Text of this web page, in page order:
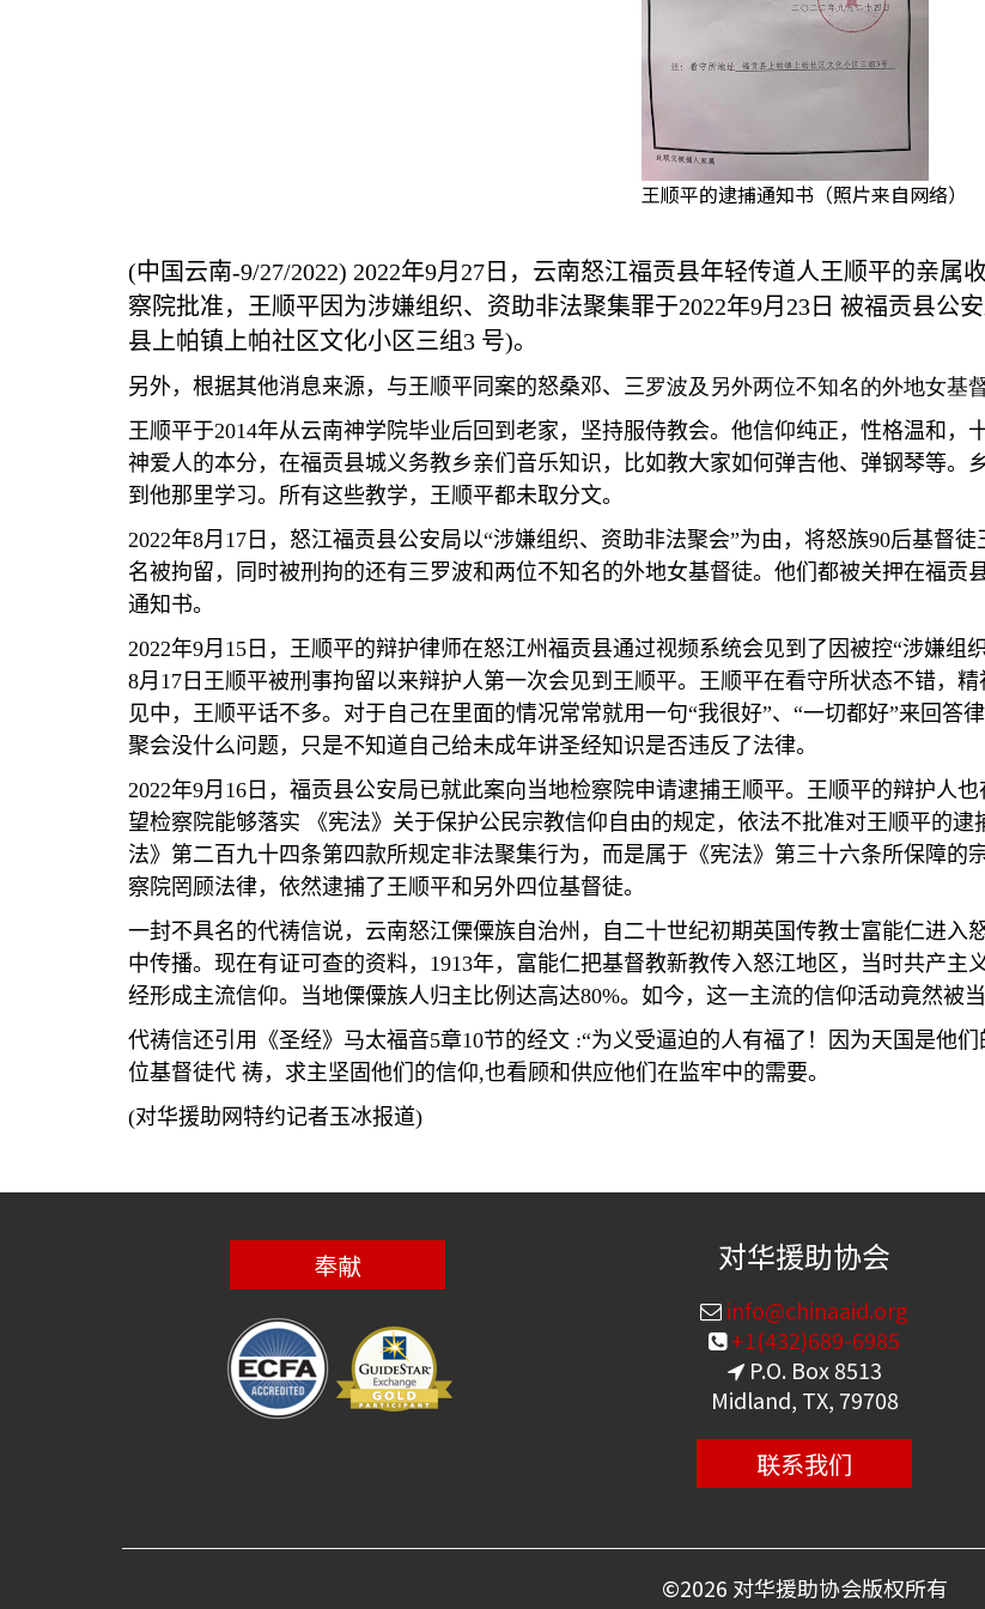
王顺平的逮捕通知书（照片来自网络）
(中国云南-9/27/2022) 2022年9月 27 日，云南怒江福贡县年轻传道人王顺平的亲属
察院批准，王顺平因为涉嫌组织、资助非法聚集罪于2022年9月 23 日 被福贡县公
县上帕镇上帕社区文化小区三组 3 号)。
另外，根据其他消息来源，与王顺平同案的怒桑邓、三罗波及另外两位不知名的外地女基
王顺平于2014年从云南神学院毕业后回到老家，坚持服侍教会。他信仰纯正，性格温和，
神爱人的本分，在福贡县城义务教乡亲们音乐知识，比如教大家如何弹吉他、弹钢琴等。
到他那里学习。所有这些教学，王顺平都未取分文。
2022年8月 17 日，怒江福贡县公安局以“涉嫌组织、资助非法聚会”为由，将怒族90后基督徒
名被拘留，同时被刑拘的还有三罗波和两位不知名的外地女基督徒。他们都被关押在福贡县
通知书。
2022年9月 15 日，王顺平的辩护律师在怒江州福贡县通过视频系统会见到了因被控“涉嫌组
8月 17 日王顺平被刑事拘留以来辩护人第一次会见到王顺平。王顺平在看守所状态不错，
见中，王顺平话不多。对于自己在里面的情况常常就用一句“我很好”、 “一切都好”来回答
聚会没什么问题，只是不知道自己给未成年讲圣经知识是否违反了法律。
2022年9月 16 日，福贡县公安局已就此案向当地检察院申请逮捕王顺平。王顺平的辩护人
望检察院能够落实
《宪法》关于保护公民宗教信仰自由的规定，依法不批准对王顺平的
法》第二百九十四条第四款所规定非法聚集行为，而是属于《宪法》第三十六条所保障的
察院罔顾法律，依然逮捕了王顺平和另外四位基督徒。
一封不具名的代祷信说，云南怒江傈僳族自治州，自二十世纪初期英国传教士富能仁进入
中传播。现在有证可查的资料， 1913年，富能仁把基督教新教传入怒江地区，当时共产主
经形成主流信仰。当地傈僳族人归主比例达高达80%。如今，这一主流的信仰活动竟然被
代祷信还引用《圣经》马太福音5章10节的经文 :“为义受逼迫的人有福了！因为天国是他们
位基督徒代 祷，求主坚固他们的信仰,也看顾和供应他们在监牢中的需要。
(对华援助网特约记者玉冰报道)
奉献 对华援助协会
info@chinaaid.org
+1(432)689-6985
P.O. Box 8513
Midland, TX, 79708
联系我们
©2026 对华援助协会版权所有